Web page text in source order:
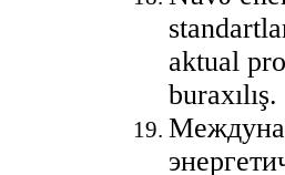
aktual